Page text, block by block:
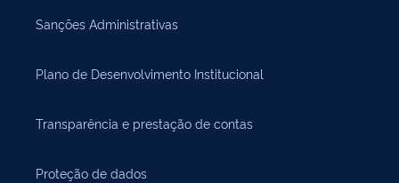
Sanções Administrativas
Plano de Desenvolvimento Institucional
Transparência e prestação de contas
Proteção de dados